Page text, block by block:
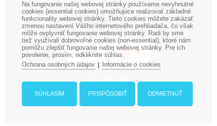
IČ DPH: SK 2024029755
+421 908 666 767
ludopolis@ludopolis.sk
Na fungovanie našej webovej stránky používame nevyhnutné
cookies (essential cookies) umožňujúce realizovať základné
funkcionality webovej stránky. Tieto cookies môžete zakázať
zmenou nastavení Vášho internetového prehliadača, čo však
môže ovplyvniť fungovanie webovej stránky. Radi by sme
tiež využívali dobrovoľné cookies (non-essential), ktoré nám
pomôžu zlepšiť fungovanie našej webovej stránky. Pre ich
povolenie, prosím, odkliknite súhlas.
Ochrana osobných údajov| Informácie o cookies
SÚHLASÍM PRISPÔSOBIŤ ODMIETNUŤ